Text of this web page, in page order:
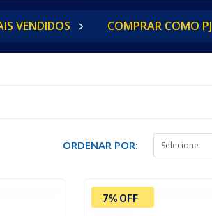
VENDIDOS COMPRAR COMO PJ
ORDENAR POR:
7% OFF